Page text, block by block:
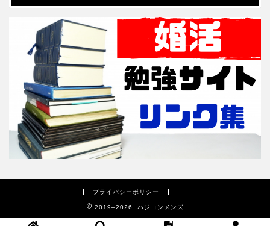
プライバシーポリシー
2019–2026 ハジコンメンズ